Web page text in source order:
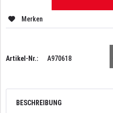
Merken
Artikel-Nr.: A970618
BESCHREIBUNG